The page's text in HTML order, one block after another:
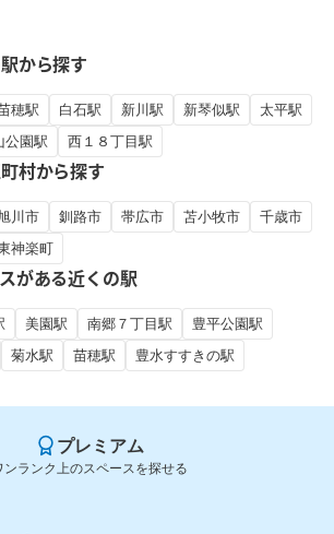
から探す
穂駅 白石駅 新川駅 新琴似駅
太平駅
公園駅 西１８丁目駅
村から探す
川市 釧路市 帯広市 苫小牧市
千歳市
神楽町
がある近くの駅
美園駅 南郷７丁目駅
豊平公園駅
菊水駅 苗穂駅 豊水すすきの駅
プレミアム
ンランク上のスペースを探せる